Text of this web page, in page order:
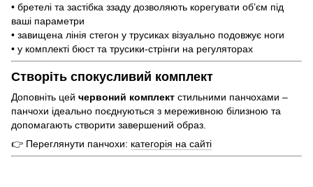
• бретелі та застібка ззаду дозволяють корегувати об’єм під
ваші параметри
• завищена лінія стегон у трусиках візуально подовжує ноги
• у комплекті бюст та трусики-стрінги на регуляторах
Створіть спокусливий комплект
Доповніть цей червоний комплект стильними панчохами –
панчохи ідеально поєднуються з мереживною білизною та
допомагають створити завершений образ.
👉 Переглянути панчохи: категорія на сайті